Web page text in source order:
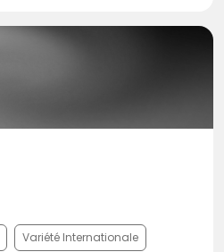
Variété Internationale